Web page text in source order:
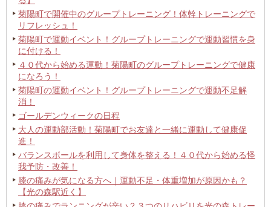
菊陽町で開催中のグループトレーニング！体幹トレーニングで
リフレッシュ！
菊陽町で運動イベント！グループトレーニングで運動習慣を身
に付ける！
４０代から始める運動！菊陽町のグループトレーニングで健康
になろう！
菊陽町の運動イベント！グループトレーニングで運動不足解
消！
ゴールデンウィークの日程
大人の運動部活動！菊陽町でお友達と一緒に運動して健康促
進！
バランスボールを利用して身体を整える！４０代から始める怪
我予防・改善！
膝の痛みが気になる方へ｜運動不足・体重増加が原因かも？
【光の森駅近く】